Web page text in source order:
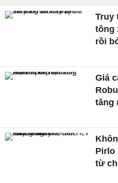
Truy
tông
rồi
Giá
tăng
Pirlo
từ